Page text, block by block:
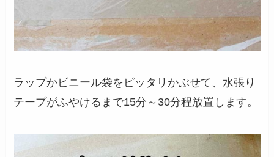
ラップかビニール袋をピッタリかぶせて、水張り
テープがふやけるまで15分～30分程放置します。